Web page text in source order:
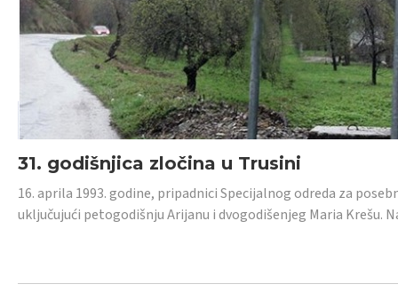
31. godišnjica zločina u Trusini
16. aprila 1993. godine, pripadnici Specijalnog odreda za
uključujući petogodišnju Arijanu i dvogodišenjeg Maria Krešu.